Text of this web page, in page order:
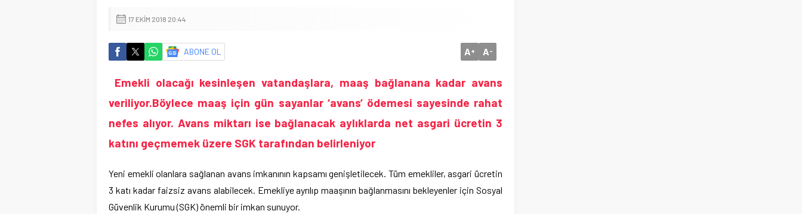
17 EKIM 2018 20:44
ABONE OL A+ A-
Emekli olacağı kesinleşen vatandaşlara, maaş bağlanana kadar avans
veriliyor.Böylece maaş için gün sayanlar ‘avans’ ödemesi sayesinde rahat
nefes alıyor. Avans miktarı ise bağlanacak aylıklarda net asgari ücretin 3
katını geçmemek üzere SGK tarafından belirleniyor
Yeni emekli olanlara sağlanan avans imkanının kapsamı genişletilecek. Tüm emekliler, asgari ücretin
3 katı kadar faizsiz avans alabilecek. Emekliye ayrılıp maaşının bağlanmasını bekleyenler için Sosyal
Güvenlik Kurumu (SGK) önemli bir imkan sunuyor.